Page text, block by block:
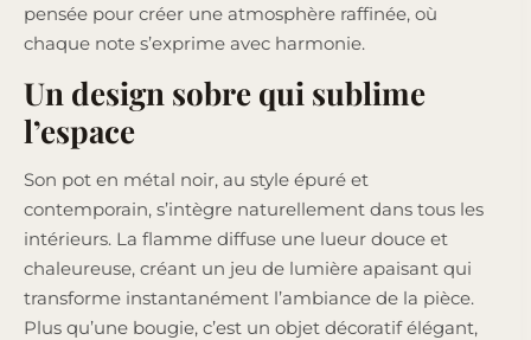
pensée pour créer une atmosphère raffinée, où
chaque note s’exprime avec harmonie.
Un design sobre qui sublime
l’espace
Son pot en métal noir, au style épuré et
contemporain, s’intègre naturellement dans tous les
intérieurs. La flamme diffuse une lueur douce et
chaleureuse, créant un jeu de lumière apaisant qui
transforme instantanément l’ambiance de la pièce.
Plus qu’une bougie, c’est un objet décoratif élégant,